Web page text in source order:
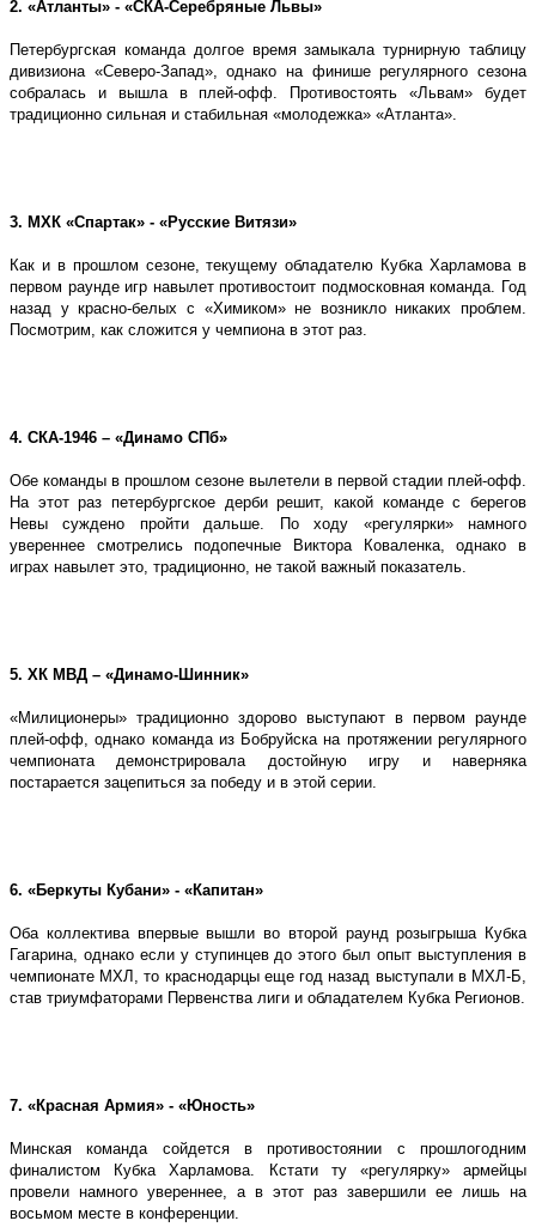
2. «Атланты» - «СКА-Серебряные Львы»
Петербургская команда долгое время замыкала турнирную таблицу
дивизиона «Северо-Запад», однако на финише регулярного сезона
собралась и вышла в плей-офф. Противостоять «Львам» будет
традиционно сильная и стабильная «молодежка» «Атланта».
3. МХК «Спартак» - «Русские Витязи»
Как и в прошлом сезоне, текущему обладателю Кубка Харламова в
первом раунде игр навылет противостоит подмосковная команда. Год
назад у красно-белых с «Химиком» не возникло никаких проблем.
Посмотрим, как сложится у чемпиона в этот раз.
4. СКА-1946 – «Динамо СПб»
Обе команды в прошлом сезоне вылетели в первой стадии плей-офф.
На этот раз петербургское дерби решит, какой команде с берегов
Невы суждено пройти дальше. По ходу «регулярки» намного
увереннее смотрелись подопечные Виктора Коваленка, однако в
играх навылет это, традиционно, не такой важный показатель.
5. ХК МВД – «Динамо-Шинник»
«Милиционеры» традиционно здорово выступают в первом раунде
плей-офф, однако команда из Бобруйска на протяжении регулярного
чемпионата демонстрировала достойную игру и наверняка
постарается зацепиться за победу и в этой серии.
6. «Беркуты Кубани» - «Капитан»
Оба коллектива впервые вышли во второй раунд розыгрыша Кубка
Гагарина, однако если у ступинцев до этого был опыт выступления в
чемпионате МХЛ, то краснодарцы еще год назад выступали в МХЛ-Б,
став триумфаторами Первенства лиги и обладателем Кубка Регионов.
7. «Красная Армия» - «Юность»
Минская команда сойдется в противостоянии с прошлогодним
финалистом Кубка Харламова. Кстати ту «регулярку» армейцы
провели намного увереннее, а в этот раз завершили ее лишь на
восьмом месте в конференции.